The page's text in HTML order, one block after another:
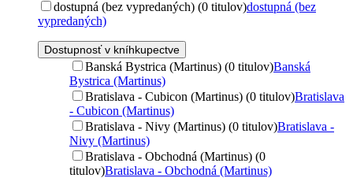
dostupná (bez vypredaných) (0 titulov)dostupná (bez
vypredaných)
Dostupnosť v kníhkupectve
Banská Bystrica (Martinus) (0 titulov)Banská
Bystrica (Martinus)
Bratislava - Cubicon (Martinus) (0 titulov)Bratislava
- Cubicon (Martinus)
Bratislava - Nivy (Martinus) (0 titulov)Bratislava -
Nivy (Martinus)
Bratislava - Obchodná (Martinus) (0
titulov)Bratislava - Obchodná (Martinus)